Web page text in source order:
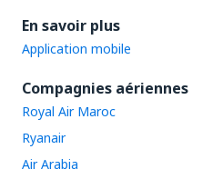
En savoir plus
Application mobile
Compagnies aériennes
Royal Air Maroc
Ryanair
Air Arabia